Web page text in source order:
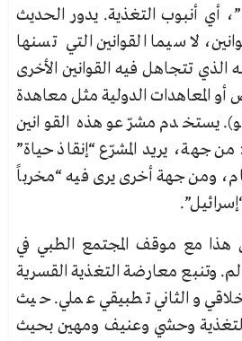
أي أنبوب التغذية. يدور الحديث
لا سيما القوانين التي تسنها
تتجاهل فيه القوانين الأخرى
أو المعاهدات الدولية مثل معاهدة
يستخدم مشرّعو هذه القوانين
جهة، يريد المشرّع “إنقاذ حياة”
ومن جهة أخرى يرى فيه “مخرباً
هذا مع موقف المجتمع الطبي في
وتنبع معارضة التغذية القسرية
والثاني تطبيقي عملي. حيث
للتغذية وحشي وعنيف ومهين بحيث